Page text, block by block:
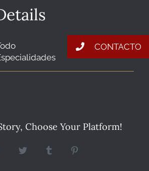
Choose Your Platform!
Twitter TumblrPinterest
CONTACTO